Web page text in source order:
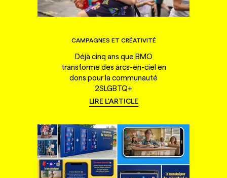
CAMPAGNES ET CRÉATIVITÉ
Déjà cinq ans que BMO
transforme des arcs-en-ciel en
dons pour la communauté
2SLGBTQ+
LIRE L'ARTICLE